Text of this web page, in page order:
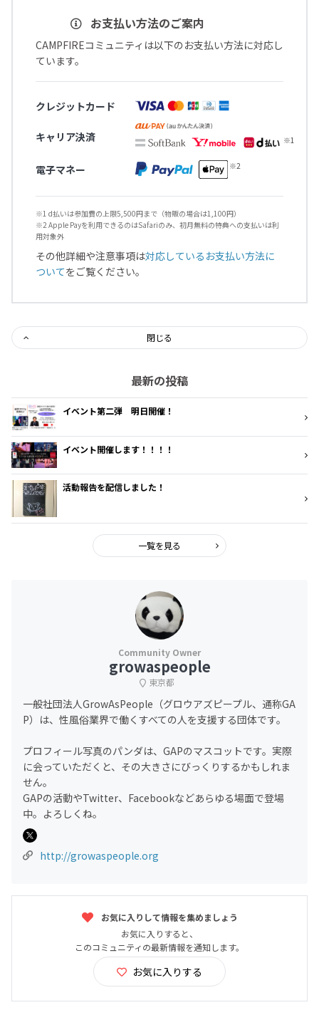
お支払い方法のご案内
CAMPFIREコミュニティは以下のお支払い方法に対応し
ています。
クレジットカード
キャリア決済
電子マネー
※1 d払いは参加費の上限5,500円まで（物販の場合は1,100円）
※2 Apple Payを利用できるのはSafariのみ、初月無料の特典への支払いは利
用対象外
その他詳細や注意事項は対応しているお支払い方法に
ついてをご覧ください。
閉じる
最新の投稿
イベント第二弾 明日開催！
イベント開催します！！！！
活動報告を配信しました！
一覧を見る
growaspeople
東京都
一般社団法人GrowAsPeople（グロウアズピープル、通称GA
P）は、性風俗業界で働くすべての人を支援する団体です。
プロフィール写真のパンダは、GAPのマスコットです。実際
に会っていただくと、その大きさにびっくりするかもしれま
せん。
GAPの活動やTwitter、Facebookなどあらゆる場面で登場
中。よろしくね。
http://growaspeople.org
お気に入りして情報を集めましょう
お気に入りすると、
このコミュニティの最新情報を通知します。
お気に入りする